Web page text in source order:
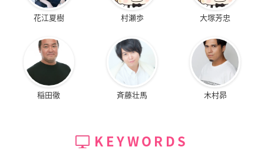
花江夏樹 村瀬歩 大塚芳忠
稲田徹 斉藤壮馬 木村昴
KEYWORDS